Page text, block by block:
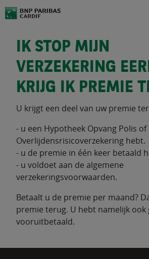
IK STOP MIJN
VERZEKERING
KRIJG IK PREMIE
U krijgt een deel van uw premie
- u een Hypotheek Opvang Polis of
Overlijdensrisicoverzekering hebt.
- u de premie in één keer betaald
- u voldoet aan de algemene
verzekeringsvoorwaarden.
Betaalt u de premie per maand?
premie terug. U hebt namelijk ook
vooruitbetaald.